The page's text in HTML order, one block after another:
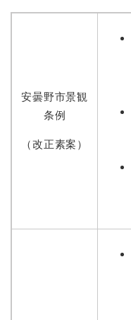
安曇野市景観
条例
（改正素案）